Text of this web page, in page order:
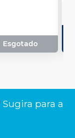
Esgotado
Sugira para a